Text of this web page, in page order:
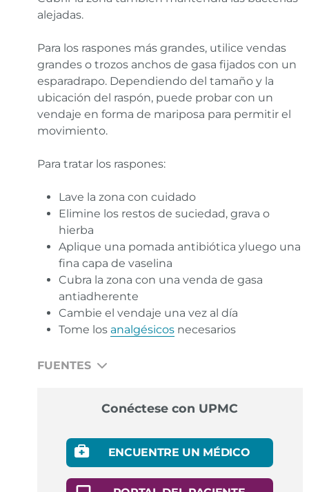
alejadas.
Para los raspones más grandes, utilice vendas
grandes o trozos anchos de gasa fijados con un
esparadrapo. Dependiendo del tamaño y la
ubicación del raspón, puede probar con un
vendaje en forma de mariposa para permitir el
movimiento.
Para tratar los raspones:
Lave la zona con cuidado
Elimine los restos de suciedad, grava o
hierba
Aplique una pomada antibiótica yluego una
fina capa de vaselina
Cubra la zona con una venda de gasa
antiadherente
Cambie el vendaje una vez al día
Tome los analgésicosnecesarios
FUENTES
Biomedicine, Wound Dressings — A Review.
Bandage? Enlace
Healthwise, How a Scrape Heals.Enlace
Conéctese con UPMC
ENCUENTRE UN MÉDICO